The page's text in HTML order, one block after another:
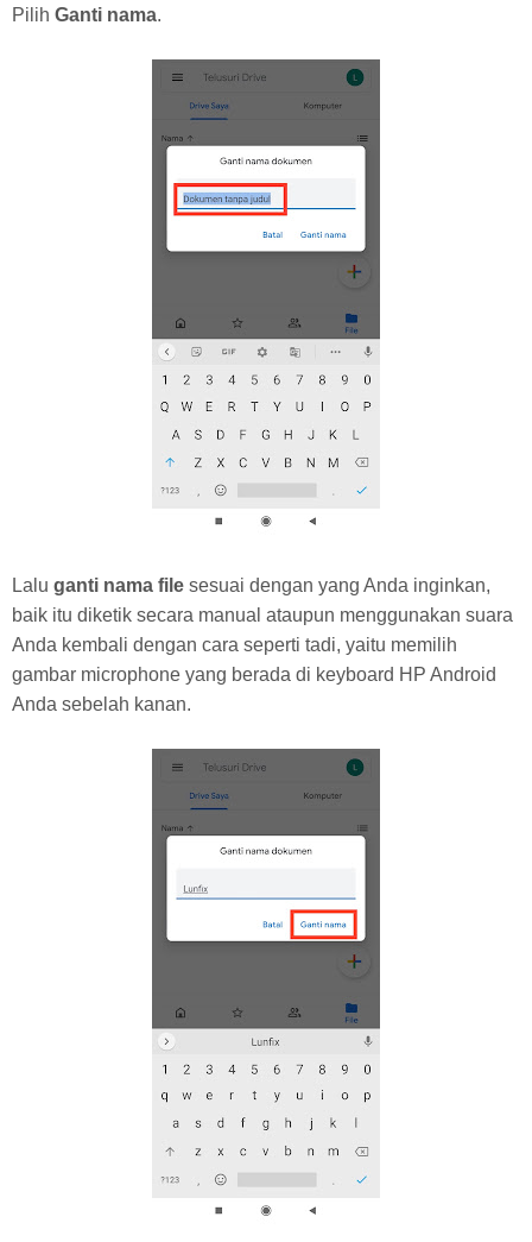
Pilih Ganti nama.
Lalu ganti nama file sesuai dengan yang Anda inginkan,
baik itu diketik secara manual ataupun menggunakan suara
Anda kembali dengan cara seperti tadi, yaitu memilih
gambar microphone yang berada di keyboard HP Android
Anda sebelah kanan.